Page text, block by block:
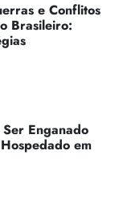
e Conflitos
Brasileiro:
Enganado
em